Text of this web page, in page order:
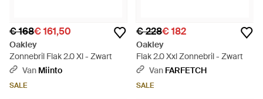
€ 168€ 161,50
Oakley
Zonnebril Flak 2.0 Xl - Zwart
Van Miinto
SALE
€ 228€ 182
Oakley
Flak 2.0 Xxl Zonnebril - Zwart
Van FARFETCH
SALE